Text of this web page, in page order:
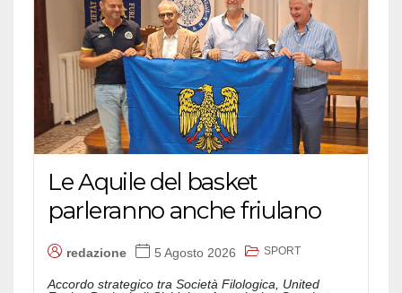
Le Aquile del basket
parleranno anche friulano
redazione 5 Agosto 2026 SPORT
Accordo strategico tra Società Filologica, United